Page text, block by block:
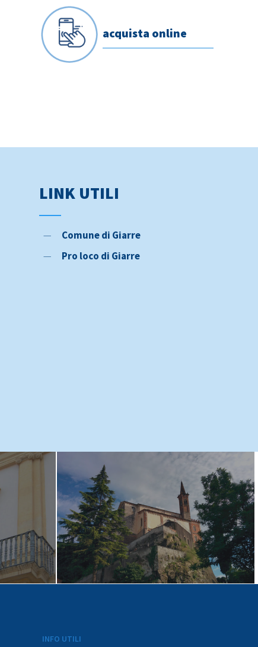
acquista online
LINK UTILI
Comune di Giarre
Pro loco di Giarre
INFO UTILI
Cerca il tuo Autobus
Condizioni di trasporto